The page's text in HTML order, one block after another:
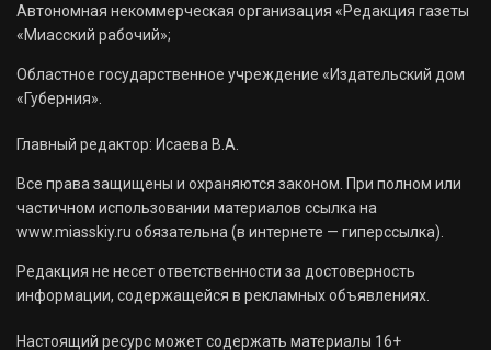
Автономная некоммерческая организация «Редакция газеты
«Миасский рабочий»;
Областное государственное учреждение «Издательский дом
«Губерния».
Главный редактор: Исаева В.А.
Все права защищены и охраняются законом. При полном или
частичном использовании материалов ссылка на
www.miasskiy.ru обязательна (в интернете — гиперссылка).
Редакция не несет ответственности за достоверность
информации, содержащейся в рекламных объявлениях.
Настоящий ресурс может содержать материалы 16+